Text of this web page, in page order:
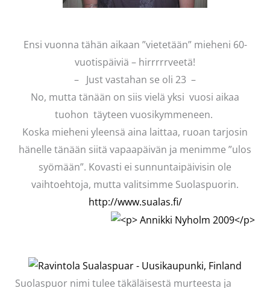
Ensi vuonna tähän aikaan ”vietetään” mieheni 60-
vuotispäiviä – hirrrrrveetä!
– Just vastahan se oli 23 –
No, mutta tänään on siis vielä yksi vuosi aikaa
tuohon täyteen vuosikymmeneen.
Koska mieheni yleensä aina laittaa, ruoan tarjosin
hänelle tänään siitä vapaapäivän ja menimme ”ulos
syömään”. Kovasti ei sunnuntaipäivisin ole
vaihtoehtoja, mutta valitsimme Suolaspuorin.
http://www.sualas.fi/
Suolaspuor nimi tulee täkäläisestä murteesta ja